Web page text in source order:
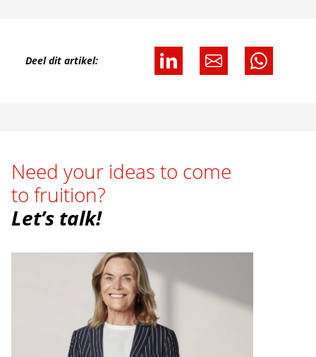
Deel dit artikel:
Need your ideas to come
to fruition?
Let’s talk!